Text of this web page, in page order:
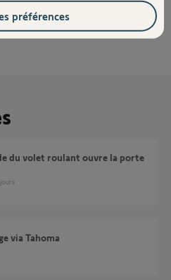
trouvé cette réponse utile
jours
via Tahoma
préférences